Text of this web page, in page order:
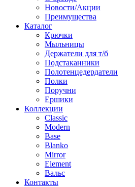
Новости/Акции
Преимущества
Каталог
Крючки
Мыльницы
Держатели для т/б
Подстаканники
Полотенцедердатели
Полки
Поручни
Ершики
Коллекции
Classic
Modern
Base
Blanko
Mirror
Element
Вальс
Контакты